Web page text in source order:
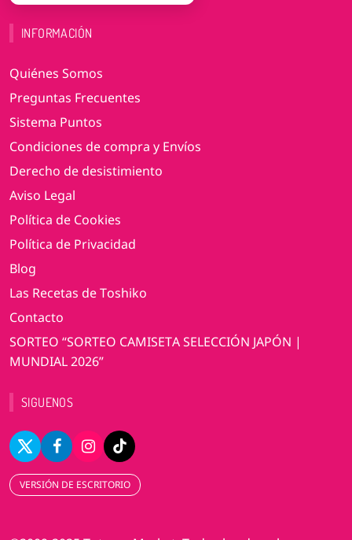
INFORMACIÓN
Quiénes Somos
Preguntas Frecuentes
Sistema Puntos
Condiciones de compra y Envíos
Derecho de desistimiento
Aviso Legal
Política de Cookies
Política de Privacidad
Blog
Las Recetas de Toshiko
Contacto
SORTEO “SORTEO CAMISETA SELECCIÓN JAPÓN |
MUNDIAL 2026”
SIGUENOS
VERSIÓN DE ESCRITORIO